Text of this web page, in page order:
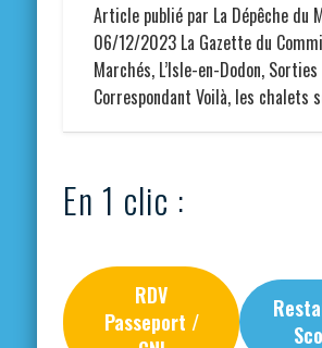
Article publié par La Dépêche du
06/12/2023 La Gazette du
Marchés, L’Isle-en-Dodon, Sorties
Correspondant Voilà, les chalets
En 1 clic :
RDV
Passeport /